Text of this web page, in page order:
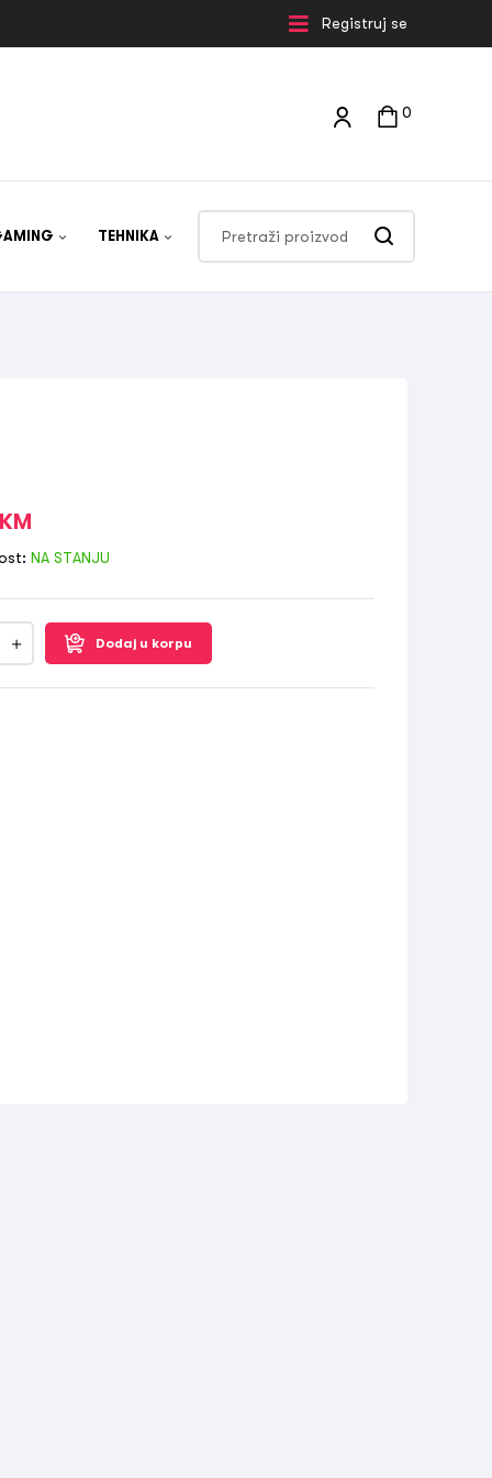
Registruj se
0
TEHNIKA
KM
NA STANJU
Dodaj u korpu